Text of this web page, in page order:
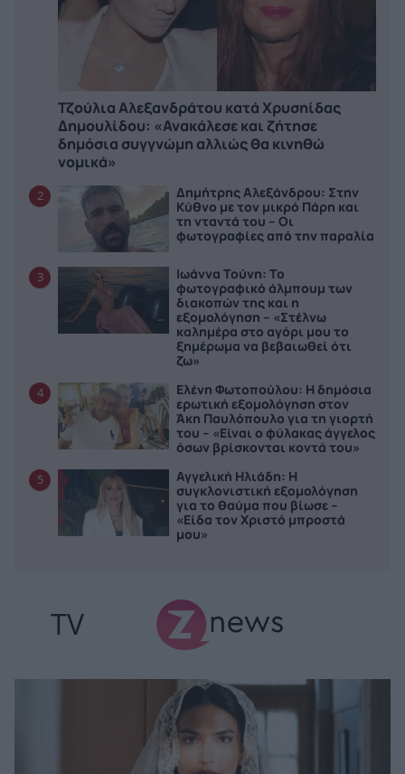
Τζούλια Αλεξανδράτου κατά Χρυσηίδας
Δημουλίδου: «Ανακάλεσε και ζήτησε
δημόσια συγγνώμη αλλιώς θα κινηθώ
νομικά»
2
Δημήτρης Αλεξάνδρου: Στην
Κύθνο με τον μικρό Πάρη και
τη νταντά του – Οι
φωτογραφίες από την παραλία
3
Ιωάννα Τούνη: Το
φωτογραφικό άλμπουμ των
διακοπών της και η
εξομολόγηση – «Στέλνω
καλημέρα στο αγόρι μου το
ξημέρωμα να βεβαιωθεί ότι
ζω»
4
Ελένη Φωτοπούλου: Η δημόσια
ερωτική εξομολόγηση στον
Άκη Παυλόπουλο για τη γιορτή
του – «Είναι ο φύλακας άγγελος
όσων βρίσκονται κοντά του»
5
Αγγελική Ηλιάδη: Η
συγκλονιστική εξομολόγηση
για το θαύμα που βίωσε –
«Είδα τον Χριστό μπροστά
μου»
TV